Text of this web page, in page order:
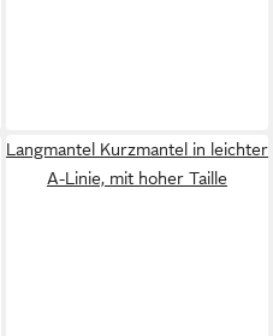
Langmantel Kurzmantel in leichter
A-Linie, mit hoher Taille